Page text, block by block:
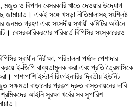
মজুত ও বিপণন বেসরকারি খাতে দেওয়ার উদ্যোগ
জামায়াত। একই সঙ্গে খসড়া নীতিমালাসহ সংশ্লিষ্ট
গ্রহণ এবং সংসদীয় স্থায়ী কমিটির অধীনে
বেসরকারিকরণের পরিবর্তে বিপিসির সংস্কারেরও
স্বাধীন নিরীক্ষা, পরিচালনা পর্ষদে পেশাদার
ই-জিপি বাধ্যতামূলক করা এবং প্রতি ত্রৈমাসিকে
পাশাপাশি ইস্টার্ন রিফাইনারির দ্বিতীয় ইউনিট
সক্ষমতা বাড়ানোর প্রকল্প দ্রুত বাস্তবায়নের দাবি
আইনি সুরক্ষা খর্বের সব সুপারিশ